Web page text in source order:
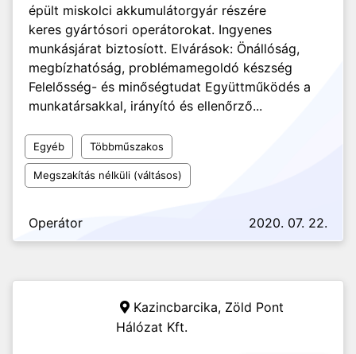
épült miskolci akkumulátorgyár részére
keres gyártósori operátorokat. Ingyenes
munkásjárat biztosíott. Elvárások: Önállóság,
megbízhatóság, problémamegoldó készség
Felelősség- és minőségtudat Együttműködés a
munkatársakkal, irányító és ellenőrző...
Egyéb Többműszakos
Megszakítás nélküli (váltásos)
Operátor 2020. 07. 22.
Kazincbarcika, Zöld Pont
Hálózat Kft.